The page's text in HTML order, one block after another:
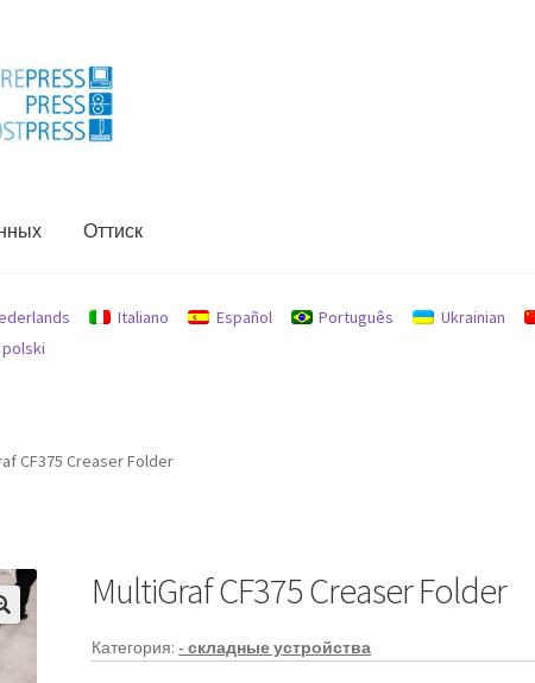
Оттиск
Italiano Español Português Ukrainian
polski
CF375 Creaser Folder
MultiGraf CF375 Creaser Folder
Категория: - складные устройства